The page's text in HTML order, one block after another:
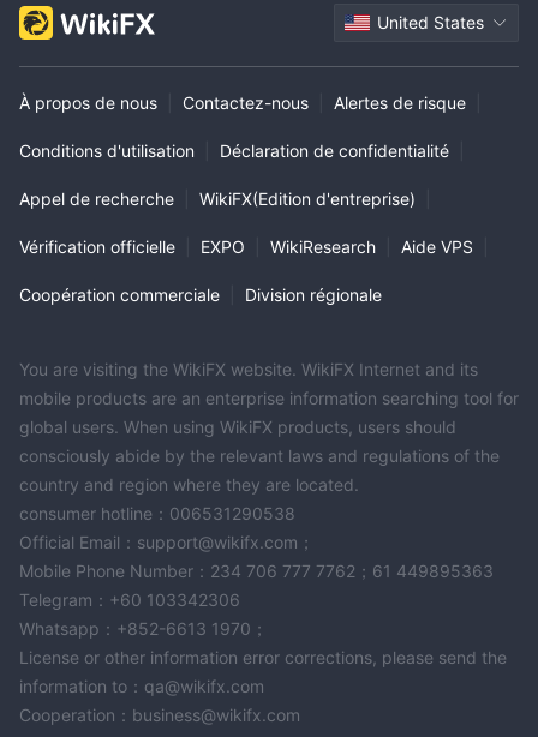
United States
À propos de nous Contactez-nous Alertes de risque
Conditions d'utilisation Déclaration de confidentialité
Appel de recherche WikiFX(Edition d'entreprise)
Vérification officielle EXPO WikiResearch Aide VPS
Coopération commerciale Division régionale
You are visiting the WikiFX website. WikiFX Internet and its
mobile products are an enterprise information searching tool for
global users. When using WikiFX products, users should
consciously abide by the relevant laws and regulations of the
country and region where they are located.
consumer hotline：006531290538
Official Email：support@wikifx.com；
Mobile Phone Number：234 706 777 7762；61 449895363
Telegram：+60 103342306
Whatsapp：+852-6613 1970；
License or other information error corrections, please send the
information to：qa@wikifx.com
Cooperation：business@wikifx.com